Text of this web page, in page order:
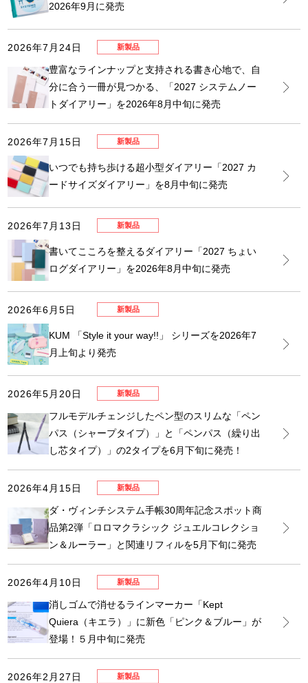
2026年9月に発売
2026年7月24日 新製品
豊富なラインナップと支持される書き心地で、自
分に合う一冊が見つかる、「2027 システムノー
トダイアリー」を2026年8月中旬に発売
2026年7月15日 新製品
いつでも持ち歩ける超小型ダイアリー「2027 カ
ードサイズダイアリー」を8月中旬に発売
2026年7月13日 新製品
書いてこころを整えるダイアリー「2027 ちょい
ログダイアリー」を2026年8月中旬に発売
2026年6月5日 新製品
KUM 「Style it your way!!」 シリーズを2026年7
月上旬より発売
2026年5月20日 新製品
フルモデルチェンジしたペン型のスリムな「ペン
パス（シャープタイプ）」と「ペンパス（繰り出
し芯タイプ）」の2タイプを6月下旬に発売！
2026年4月15日 新製品
ダ・ヴィンチシステム手帳30周年記念スポット商
品第2弾「ロロマクラシック ジュエルコレクショ
ン＆ルーラー」と関連リフィルを5月下旬に発売
2026年4月10日 新製品
消しゴムで消せるラインマーカー「Kept
Quiera（キエラ）」に新色「ピンク＆ブルー」が
登場！５月中旬に発売
2026年2月27日 新製品